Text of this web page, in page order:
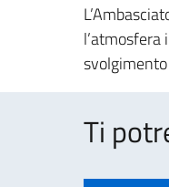
l’atmosfera
Ti